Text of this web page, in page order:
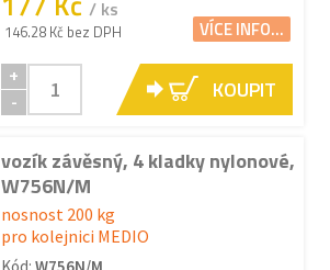
/ ks
146.28 Kč bez DPH VÍCE INFO...
+
-
KOUPIT
vozík závěsný, 4 kladky nylonové,
W756N/M
nosnost 200 kg
pro kolejnici MEDIO